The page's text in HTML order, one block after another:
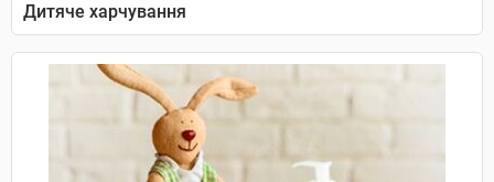
Дитяче харчування